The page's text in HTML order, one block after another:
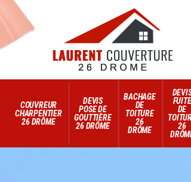
COUVREUR
CHARPENTIER
26 DRÔME
DEVIS
POSE DE
GOUTTIÈRE
26 DRÔME
BACHAGE
DE
TOITURE
26
DRÔME
FUITE
DE
26